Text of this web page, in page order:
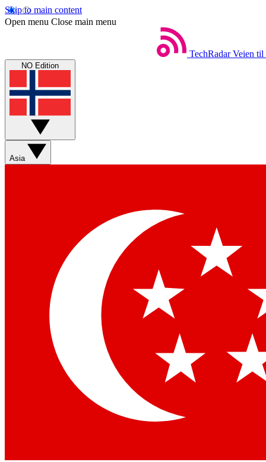
Skip to main content
Open menu Close main menu
TechRadar Veien til
NO Edition
Asia